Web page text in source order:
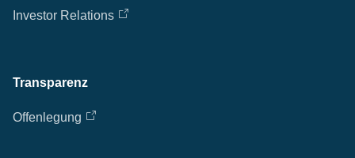
Investor Relations
Transparenz
Offenlegung